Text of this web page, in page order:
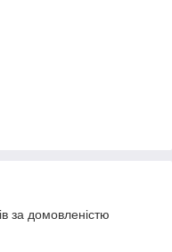
за домовленістю